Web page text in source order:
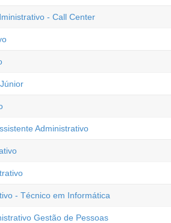
- Call Center
Administrativo
- Técnico em Informática
Gestão de Pessoas